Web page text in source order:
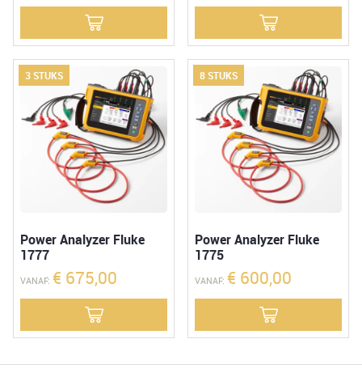
3 STUKS
Power Analyzer Fluke
1777
VANAF: € 675,00
8 STUKS
Power Analyzer Fluke
1775
VANAF:€ 600,00